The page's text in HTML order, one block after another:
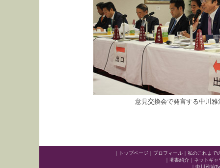
意見交換会で発言する中川
｜ トップページ ｜ プロフィール ｜ 私のこれまで
｜ 著書紹介 ｜ ネットギャ
｜ 中川雅治